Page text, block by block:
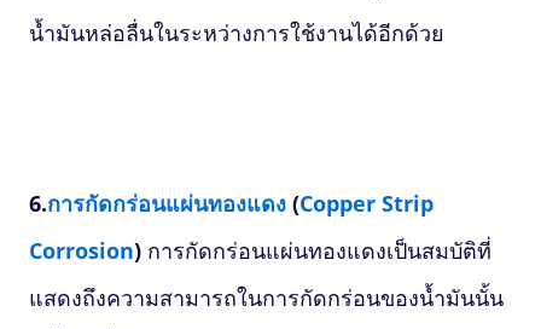
น้ำมันหล่อลื่นในระหว่างการใช้งานได้อีกด้วย
6.การกัดกร่อนแผ่นทองแดง (Copper Strip
Corrosion) การกัดกร่อนแผ่นทองแดงเป็นสมบัติที่
แสดงถึงความสามารถในการกัดกร่อนของน้ำมันนั้น